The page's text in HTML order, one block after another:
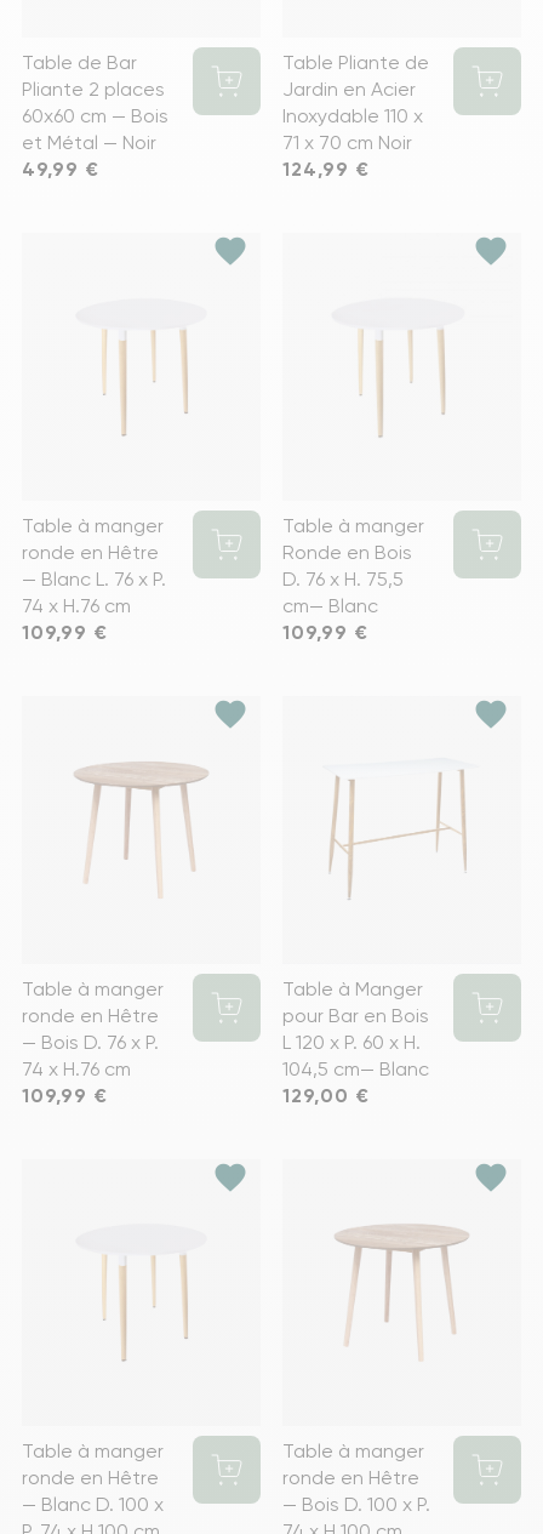
Table de Bar
Pliante 2 places
60x60 cm — Bois
et Métal — Noir
Prix
49,99 €
Table Pliante de
Jardin en Acier
Inoxydable 110 x
71 x 70 cm Noir
Prix
124,99 €
favorite
Table à manger
ronde en Hêtre
— Blanc L. 76 x P.
74 x H.76 cm
Prix
109,99 €
favorite
Table à manger
Ronde en Bois
D. 76 x H. 75,5
cm— Blanc
Prix
109,99 €
favorite
Table à manger
ronde en Hêtre
— Bois D. 76 x P.
74 x H.76 cm
Prix
109,99 €
favorite
Table à Manger
pour Bar en Bois
L 120 x P. 60 x H.
104,5 cm— Blanc
Prix
129,00 €
favorite
Table à manger
ronde en Hêtre
— Blanc D. 100 x
favorite
Table à manger
ronde en Hêtre
— Bois D. 100 x P.